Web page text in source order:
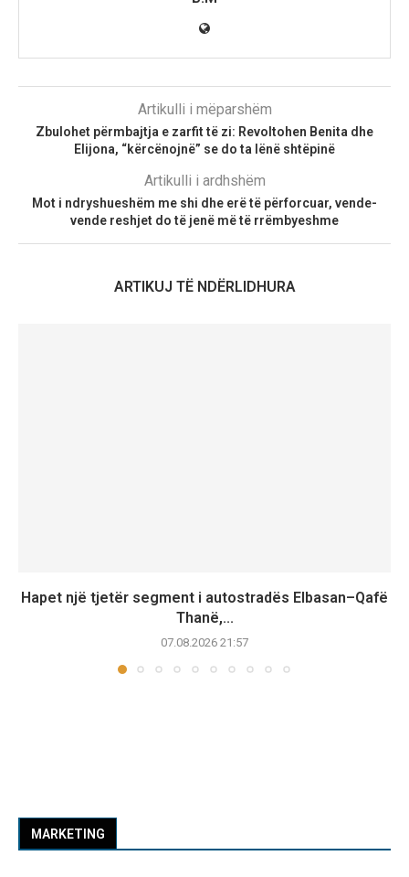
Artikulli i mëparshëm
Zbulohet përmbajtja e zarfit të zi: Revoltohen Benita dhe
Elijona, “kërcënojnë” se do ta lënë shtëpinë
Artikulli i ardhshëm
Mot i ndryshueshëm me shi dhe erë të përforcuar, vende-
vende reshjet do të jenë më të rrëmbyeshme
ARTIKUJ TË NDËRLIDHURA
Hapet një tjetër segment i autostradës Elbasan–Qafë
Thanë,...
07.08.2026 21:57
MARKETING